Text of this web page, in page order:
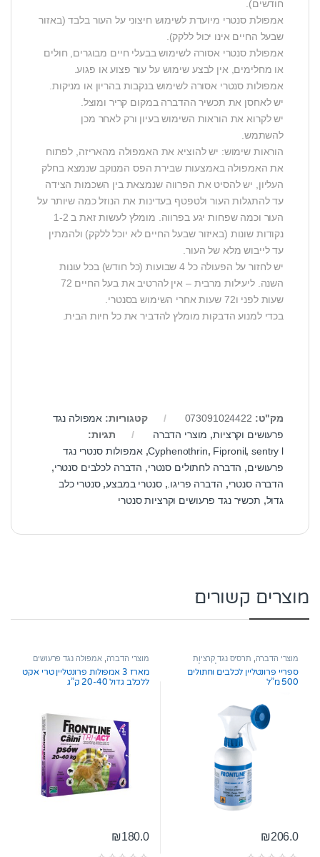
חודשים).
אמפולת סנטרי מיועדת לשימוש חיצוני על העור בלבד (באזור
שבעל החיים אינו יכול ללקק).
אמפולת סנטרי אסורה לשימוש בבעלי חיים מבוגרים, חולים
או מחלימים, אין לבצע שימוש על עור פצוע או פגוע.
אמפולות סנטרי אסורה לשימוש בנקבות בהריון או מניקות.
יש לאחסן את תכשיר ההדברה במקום קריר ומוצל.
יש לקרוא את הוראות השימוש בעיון ורק לאחר מכן
להשתמש.
הוראות שימוש: יש להוציא את האמפולה מהאריזה, לפתוח
את האמפולה באמצעות שבירת הפס המנוקב שנמצא בחלק
העליון, יש להסיט את הפרווה שנמצאת בין השכמות הצידה
עד להתגלות העור ולטפטף בעדינות את הנוזל כמה שיותר על
העור וכמה שפחות יגע בפרווה. מומלץ לעשות זאת ב 1-2
נקודות שונות (באיזור שבעל החיים לא יוכל ללקק) ולהמתין
עד לייבוש מלא של העור.
יש לחזור על הפעולה כל 4 שבועות (כל חודש) בכל עונות
השנה. ליעילות מרבית – אין להרטיב את בעל החיים 72
שעות לפני ו72 שעות אחרי השימוש בסנטרי.
בכדי למנוע הדבקות מומלץ להדביר את כל חיות הבית.
מק"ט: 073091024422 קטגוריות: אמפולה נגד
פרעושים וקרציות, מוצרי הדברה
תגיות:
Cyphenothrin, Fipronil,sentry l
,אמפולות סנטרי נגד
פרעושים, הדברה לחתולים סנטרי, הדברה לכלבים סנטרי,
הדברה סנטרי, הדברה פריגו.,סנטרי במבצע,סנטרי כלב
גדול, תכשיר נגד פרעושים וקרציות סנטרי
מוצרים קשורים
מוצרי הדברה
תרסיס נגד קרציות
מוצרי הדברה לחתול
ספריי פרונטליין לכלבים וחתולים
500 מ”ל
₪206.0
מוצרי הדברה ,אמפולה נגד פרעושים
מארז 3 אמפולות פרונטליין טרי אקט
ללכלב גדול 20-40 ק”ג
₪180.0